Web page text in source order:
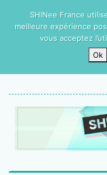
SHINee France
meilleure expérience
vous acceptez
Ok